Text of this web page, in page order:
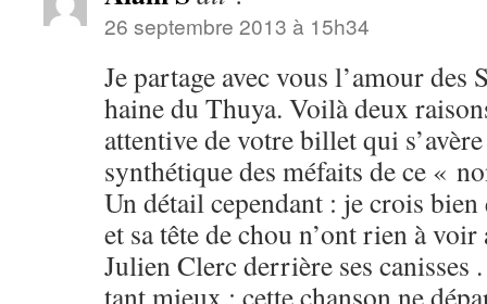
26 septembre 2013 à 15h34
Je partage avec vous l’amour des
haine du Thuya. Voilà deux
attentive de votre billet qui
synthétique des méfaits de ce «
Un détail cependant : je crois
et sa tête de chou n’ont rien à
Julien Clerc derrière ses canisses
tant mieux : cette chanson ne